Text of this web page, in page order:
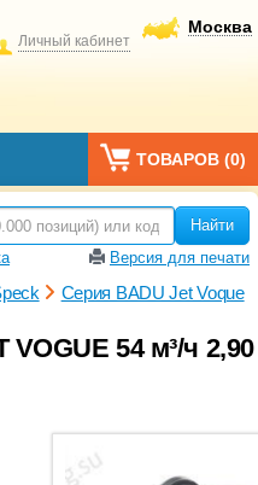
Москва
Личный кабинет
ТОВАРОВ (0)
Найти
Версия для печати
Серия BADU Jet Voque
VOGUE 54 м³/ч